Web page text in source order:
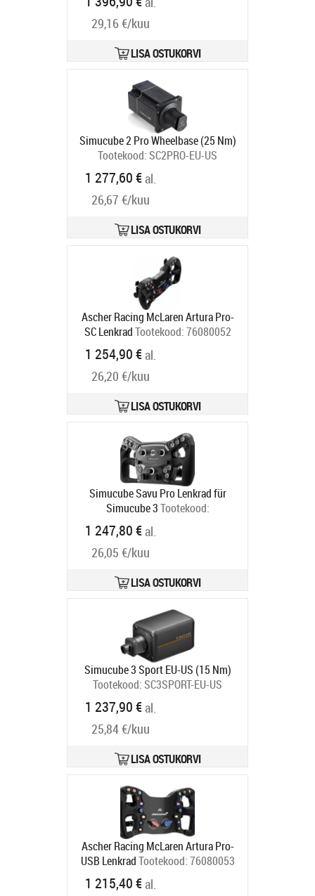
schwarz Tootekood:
Tarneaeg 6-9 tp
29,16 €/kuu
LISA OSTUKORVI
Simucube 2 Pro Wheelbase (25 Nm)
Tootekood:SC2PRO-EU-US
1 277,60 €al.
26,67 €/kuu
LISA OSTUKORVI
Ascher Racing McLaren Artura Pro-
SC LenkradTootekood:76080052
1 254,90 €al.
26,20 €/kuu
LISA OSTUKORVI
Simucube Savu Pro Lenkrad für
Simucube 3Tootekood:
SCSAVUPRO-SC3
Tarneaeg 6-9 tp
1 247,80 €al.
26,05 €/kuu
LISA OSTUKORVI
Simucube 3 Sport EU-US (15 Nm)
Tootekood:SC3SPORT-EU-US
1 237,90 €al.
25,84 €/kuu
LISA OSTUKORVI
Ascher Racing McLaren Artura Pro-
USB LenkradTootekood:76080053
1 215,40 €al.